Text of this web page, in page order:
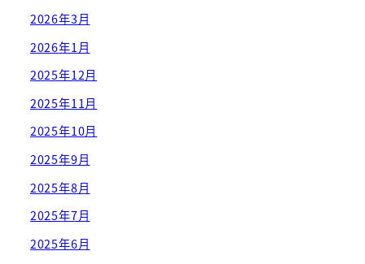
2026年3月
2026年1月
2025年12月
2025年11月
2025年10月
2025年9月
2025年8月
2025年7月
2025年6月